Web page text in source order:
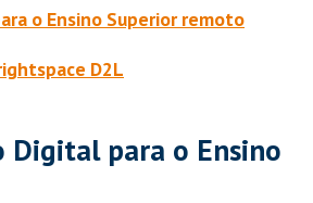
o Ensino Superior remoto
D2L
Digital para o Ensino